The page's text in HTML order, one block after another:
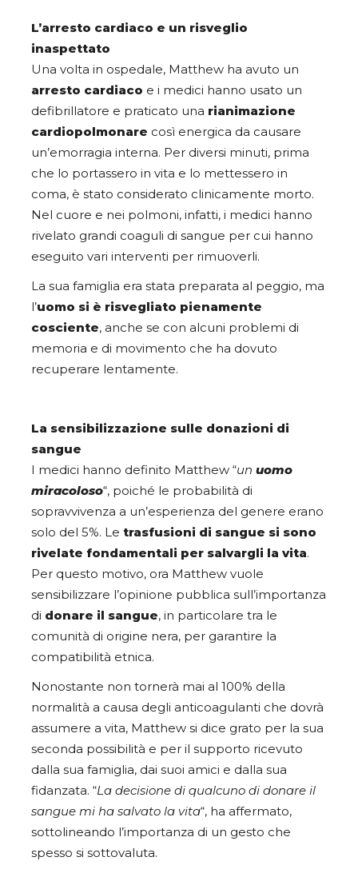
L’arresto cardiaco e un risveglio
inaspettato
Una volta in ospedale, Matthew ha avuto un
arresto cardiaco e i medici hanno usato un
defibrillatore e praticato una rianimazione
cardiopolmonare così energica da causare
un’emorragia interna. Per diversi minuti, prima
che lo portassero in vita e lo mettessero in
coma, è stato considerato clinicamente morto.
Nel cuore e nei polmoni, infatti, i medici hanno
rivelato grandi coaguli di sangue per cui hanno
eseguito vari interventi per rimuoverli.
La sua famiglia era stata preparata al peggio, ma
l’uomo si è risvegliato pienamente
cosciente, anche se con alcuni problemi di
memoria e di movimento che ha dovuto
recuperare lentamente.
La sensibilizzazione sulle donazioni di
sangue
I medici hanno definito Matthew “un uomo
miracoloso“, poiché le probabilità di
sopravvivenza a un’esperienza del genere erano
solo del 5%. Le trasfusioni di sangue si sono
rivelate fondamentali per salvargli la vita.
Per questo motivo, ora Matthew vuole
sensibilizzare l’opinione pubblica sull’importanza
di donare il sangue, in particolare tra le
comunità di origine nera, per garantire la
compatibilità etnica.
Nonostante non tornerà mai al 100% della
normalità a causa degli anticoagulanti che dovrà
assumere a vita, Matthew si dice grato per la sua
seconda possibilità e per il supporto ricevuto
dalla sua famiglia, dai suoi amici e dalla sua
fidanzata. “La decisione di qualcuno di donare il
sangue mi ha salvato la vita“, ha affermato,
sottolineando l’importanza di un gesto che
spesso si sottovaluta.